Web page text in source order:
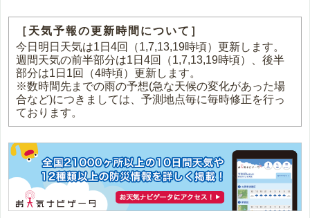
［天気予報の更新時間について］
今日明日天気は1日4回（1,7,13,19時頃）更新します。
週間天気の前半部分は1日4回（1,7,13,19時頃）、後半
部分は1日1回（4時頃）更新します。
※数時間先までの雨の予想(急な天候の変化があった場
合など)につきましては、予測地点毎に毎時修正を行っ
ております。